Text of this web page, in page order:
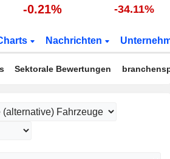
-0.21% -34.11%
Nachrichten
Sektorale Bewertungen